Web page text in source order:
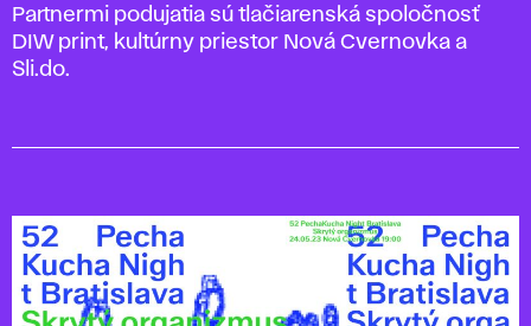
Partnermi podujatia sú tlačiarenská spoločnosť
DIW print, kultúrny priestor Nová Cvernovka a
Sli.do.